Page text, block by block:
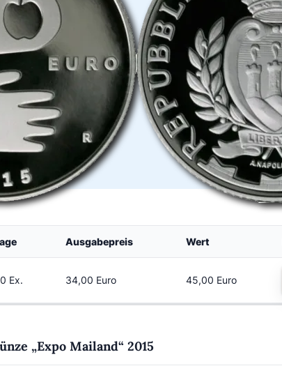
Ausgabepreis Wert
Ex. 34,00 Euro 45,00 Euro
„Expo Mailand“ 2015